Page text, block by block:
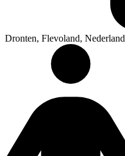
Dronten, Flevoland, Nederland